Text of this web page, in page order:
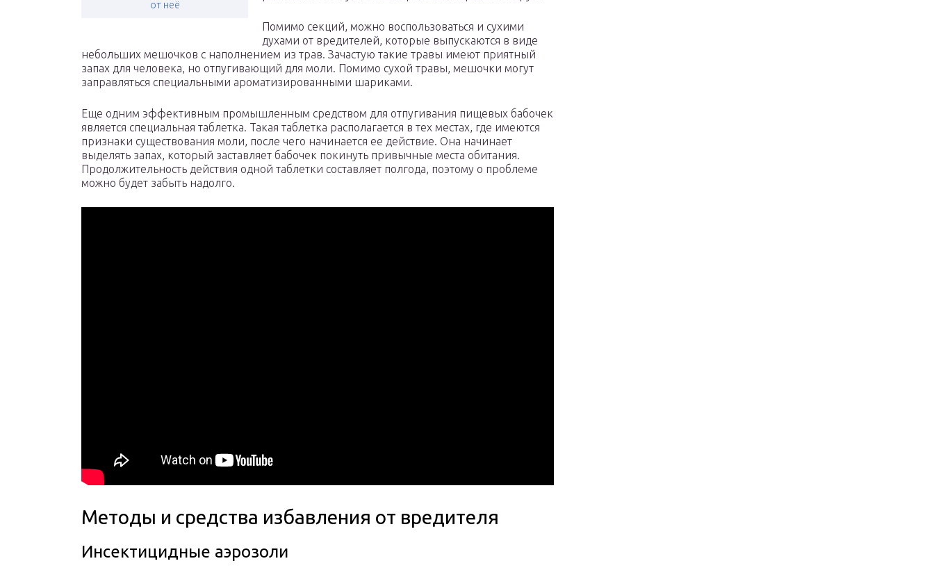
от неё
Помимо секций, можно воспользоваться и сухими
духами от вредителей, которые выпускаются в виде
небольших мешочков с наполнением из трав. Зачастую такие травы имеют приятный
запах для человека, но отпугивающий для моли. Помимо сухой травы, мешочки могут
заправляться специальными ароматизированными шариками.
Еще одним эффективным промышленным средством для отпугивания пищевых бабочек
является специальная таблетка. Такая таблетка располагается в тех местах, где имеются
признаки существования моли, после чего начинается ее действие. Она начинает
выделять запах, который заставляет бабочек покинуть привычные места обитания.
Продолжительность действия одной таблетки составляет полгода, поэтому о проблеме
можно будет забыть надолго.
Методы и средства избавления от вредителя
Инсектицидные аэрозоли